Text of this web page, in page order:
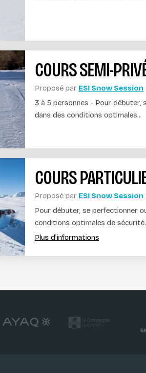
COURS SEMI-
Proposé par ESI Snow Session
3 à 5 personnes - Pour débuter,
dans des conditions optimales...
COURS
Proposé par ESI Snow Session
Pour débuter, se perfectionner
conditions optimales de sécurité.
Plus d'informations